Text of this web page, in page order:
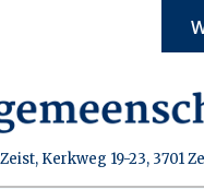
Kerkweg 19-23, 3701